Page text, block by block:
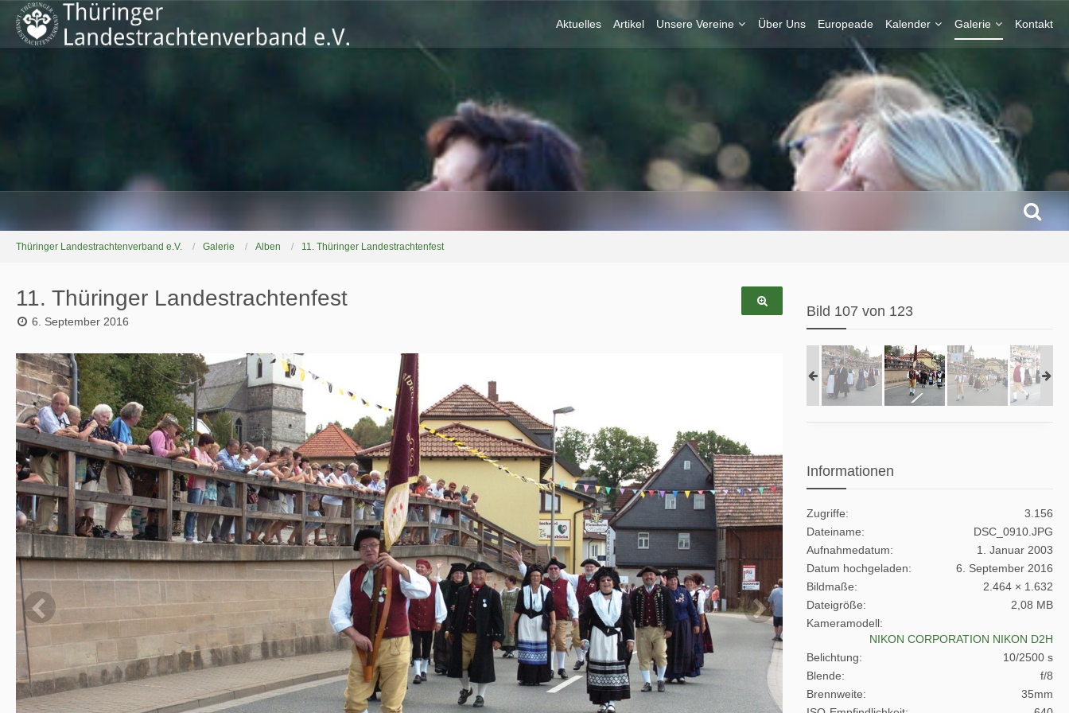
Aktuelles Artikel Unsere Vereine Über Uns Europeade Kalender Galerie Kontakt
Thüringer Landestrachtenverband e.V. Galerie Alben 11. Thüringer Landestrachtenfest
11. Thüringer Landestrachtenfest
6. September 2016
Bild 107 von 123
Informationen
Zugriffe
3.156
Dateiname
DSC_0910.JPG
Aufnahmedatum
1. Januar 2003
Datum hochgeladen
6. September 2016
Bildmaße
2.464 × 1.632
Dateigröße
2,08 MB
Kameramodell
NIKON CORPORATION NIKON D2H
Belichtung
10/2500 s
Blende
f/8
Brennweite
35mm